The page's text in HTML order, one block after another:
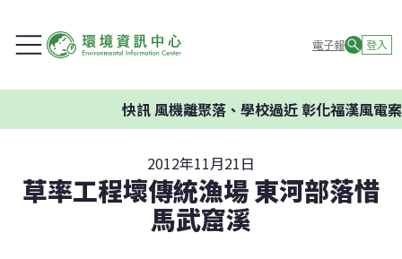
電子報 登入
風機離聚落、學校過近 彰化福漢風電案環委
2012年11月21日
草率工程壞傳統漁場 東河部落惜
馬武窟溪